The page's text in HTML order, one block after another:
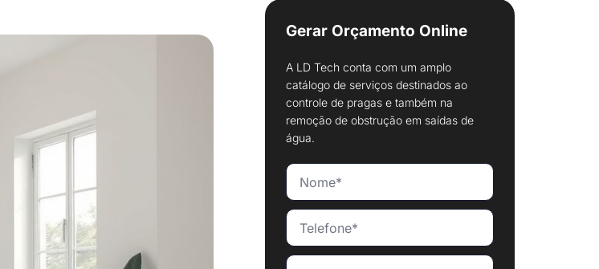
Gerar Orçamento Online
A LD Tech conta com um amplo
catálogo de serviços destinados ao
controle de pragas e também na
remoção de obstrução em saídas de
água.